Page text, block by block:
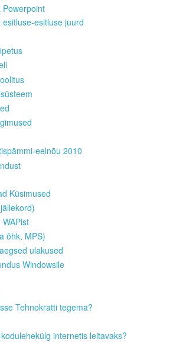
Powerpoint
esitluse juurd
eelnõu 2010
Küsimused
õhk, MPS)
ulakused
Windowsile
Tehnokratti tegema?
internetis leitavaks?